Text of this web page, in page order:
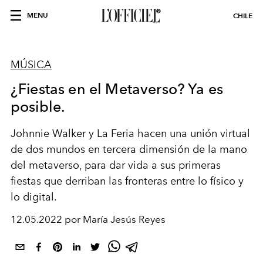
MENU CHILE
MÚSICA
¿Fiestas en el Metaverso? Ya es
posible.
Johnnie Walker y La Feria hacen una unión virtual
de dos mundos en tercera dimensión de la mano
del metaverso, para dar vida a sus primeras
fiestas que derriban las fronteras entre lo físico y
lo digital.
12.05.2022 por María Jesús Reyes